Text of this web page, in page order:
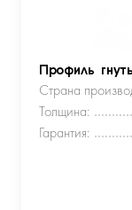
Профиль
Страна
Толщина:
Гарантия: